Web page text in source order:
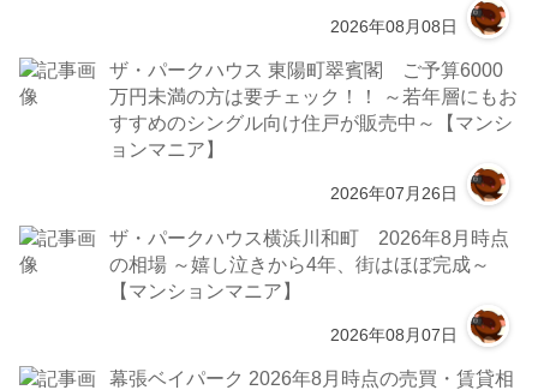
2026年08月08日
ザ・パークハウス 東陽町翠賓閣 ご予算6000
万円未満の方は要チェック！！ ～若年層にもお
すすめのシングル向け住戸が販売中～【マンシ
ョンマニア】
2026年07月26日
ザ・パークハウス横浜川和町 2026年8月時点
の相場 ～嬉し泣きから4年、街はほぼ完成～
【マンションマニア】
2026年08月07日
幕張ベイパーク 2026年8月時点の売買・賃貸相